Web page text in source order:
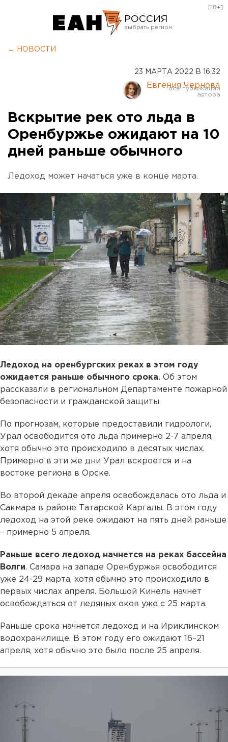
РОССИЯ
Курган
Оренбург
[18+]
← НОВОСТИ
23 МАРТА 2022 В 16:32
Евгения Чернова
Вскрытие рек ото льда в
Оренбуржье ожидают на 10
дней раньше обычного
Ледоход может начаться уже в конце марта.
Ледоход на оренбургских реках в этом году
ожидается раньше обычного срока. Об этом
рассказали в региональном Департаменте пожарной
безопасности и гражданской защиты.
По прогнозам, которые предоставили гидрологи,
Урал освободится ото льда примерно 2-7 апреля,
хотя обычно это происходило в десятых числах.
Примерно в эти же дни Урал вскроется и на
востоке региона в Орске.
Во второй декаде апреля освобождалась ото льда и
Сакмара в районе Татарской Каргалы. В этом году
ледоход на этой реке ожидают на пять дней раньше
– примерно 5 апреля.
Раньше всего ледоход начнется на реках бассейна
Волги. Самара на западе Оренбуржья освободится
уже 24-29 марта, хотя обычно это происходило в
первых числах апреля. Большой Кинель начнет
освобождаться от ледяных оков уже с 25 марта.
Раньше срока начнется ледоход и на Ириклинском
водохранилище. В этом году его ожидают 16–21
апреля, хотя обычно это было после 25 апреля.